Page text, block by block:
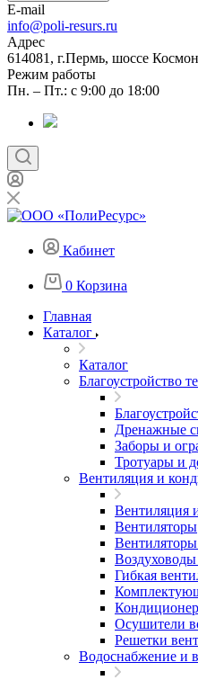
E-mail
info@poli-resurs.ru
Адрес
614081, г.Пермь, шоссе
Режим работы
Пн. – Пт.: с 9:00 до 18:00
Кабинет
0 Корзина
Главная
Каталог
Каталог
Благоустройство
Дренажные
Заборы и
Тротуары и
Вентиляция и
Вентиляция
Вентиляторы
Гибкая
Осушители
Решетки
Водоснабжение и